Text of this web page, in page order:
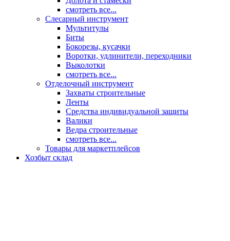
смотреть все...
Слесарный инструмент
Мультитулы
Биты
Бокорезы, кусачки
Воротки, удлинители, переходники
Выколотки
смотреть все...
Отделочный инструмент
Захваты строительные
Ленты
Средства индивидуальной защиты
Валики
Ведра строительные
смотреть все...
Товары для маркетплейсов
Хозбыт склад